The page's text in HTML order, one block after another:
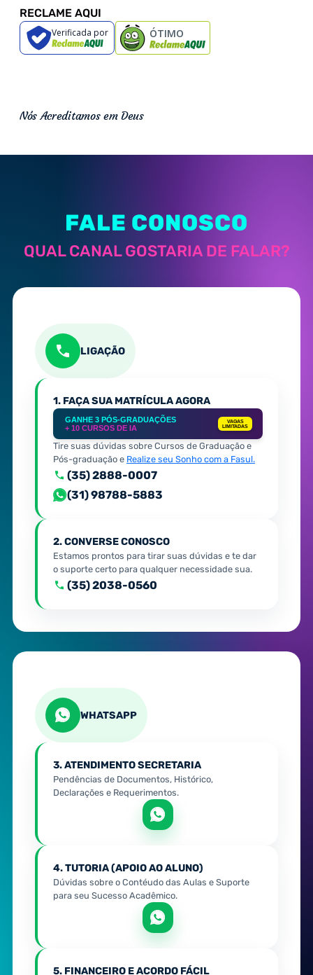
RECLAME AQUI
Verificada por ÓTIMO
Nós Acreditamos em Deus
FALE CONOSCO
QUAL CANAL GOSTARIA DE FALAR?
LIGAÇÃO
1. FAÇA SUA MATRÍCULA AGORA
GANHE 3 PÓS-GRADUAÇÕES
+ 10 CURSOS DE IA
VAGAS
LIMITADAS
Tire suas dúvidas sobre Cursos de Graduação e
Pós-graduação e Realize seu Sonho com a Fasul.
(35) 2888-0007
(31) 98788-5883
2. CONVERSE CONOSCO
Estamos prontos para tirar suas dúvidas e te dar
o suporte certo para qualquer necessidade sua.
(35) 2038-0560
WHATSAPP
3. ATENDIMENTO SECRETARIA
Pendências de Documentos, Histórico,
Declarações e Requerimentos.
4. TUTORIA (APOIO AO ALUNO)
Dúvidas sobre o Contéudo das Aulas e Suporte
para seu Sucesso Acadêmico.
5. FINANCEIRO E ACORDO FÁCIL